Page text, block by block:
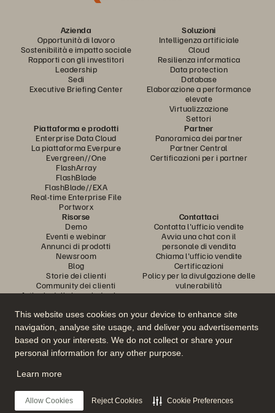
This website uses cookies on your device to enhance site
navigation, analyse site usage, and deliver you advertisements
based on your interests. We do not collect or share your
personal information for any other purpose.
Learn more
Allow Cookies Reject Cookies Cookie Preferences
Azienda
Opportunità di lavoro
Sostenibilità e impatto sociale
Rapporti con gli investitori
Leadership
Sedi
Executive Briefing Center
Soluzioni
Intelligenza artificiale
Cloud
Resilienza informatica
Data protection
Database
Elaborazione a performance
elevate
Virtualizzazione
Settori
Piattaforma e prodotti
Enterprise Data Cloud
La piattaforma Everpure
Evergreen//One
FlashArray
FlashBlade
FlashBlade//EXA
Real-time Enterprise File
Portworx
Partner
Panoramica dei partner
Partner Central
Certificazioni per i partner
Risorse
Demo
Eventi e webinar
Annunci di prodotti
Newsroom
Blog
Storie dei clienti
Community dei clienti
Articolo della knowledge base
Contattaci
Contatta l'ufficio vendite
Avvia una chat con il
personale di vendita
Chiama l'ufficio vendite
Certificazioni
Policy per la divulgazione delle
vulnerabilità
Partecipa alla conversazione
Segui tutti i canali social ufficiali di Everpure
© 2026 Everpure, Inc. Tutti i diritti sono riservati.
PrivacyTermini del sito WebNote legaliTrust CenterImpostazioni dei cookie